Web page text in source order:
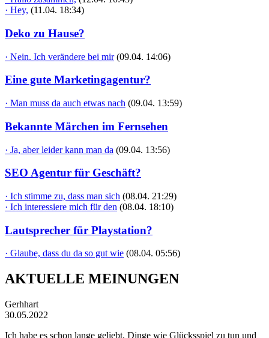
· Hey, (11.04. 18:34)
Deko zu Hause?
· Nein. Ich verändere bei mir (09.04. 14:06)
Eine gute Marketingagentur?
· Man muss da auch etwas nach (09.04. 13:59)
Bekannte Märchen im Fernsehen
· Ja, aber leider kann man da (09.04. 13:56)
SEO Agentur für Geschäft?
· Ich stimme zu, dass man sich (08.04. 21:29)
· Ich interessiere mich für den (08.04. 18:10)
Lautsprecher für Playstation?
· Glaube, dass du da so gut wie (08.04. 05:56)
AKTUELLE MEINUNGEN
Gerhhart
30.05.2022
Ich habe es schon lange geliebt, Dinge wie Glücksspiel zu tun und